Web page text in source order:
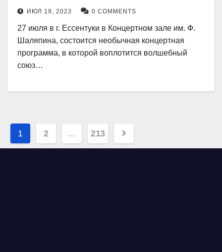
ИЮЛ 19, 2023 0 COMMENTS
27 июля в г. Ессентуки в Концертном зале им. Ф.
Шаляпина, состоится необычная концертная
программа, в которой воплотится волшебный
союз…
Навигация
по
1 2 … 213